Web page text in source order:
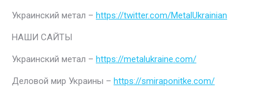
Украинский метал – https://twitter.com/MetalUkrainian
НАШИ САЙТЫ
Украинский метал – https://metalukraine.com/
Деловой мир Украины – https://smiraponitke.com/